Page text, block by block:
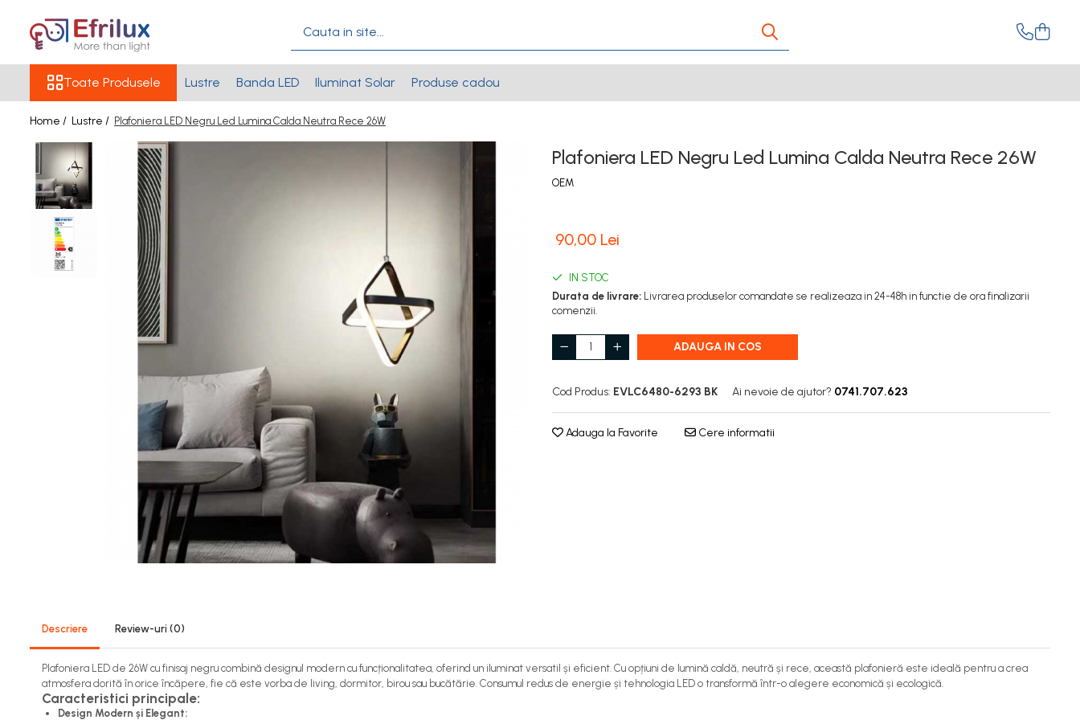
Toate Produsele
Surse Iluminat
Banda LED
Banda LED 12V
Banda LED 220V
Banda LED 24V
Banda LED COB
Banda led RGB 12V
Intrerupatoare Simple
Prize Industriale
Prize TV
Rita Mutlusan
Toate Produsele Lustre Banda LED Iluminat Solar Produse cadou
Home / Lustre / Plafoniera LED Negru Led Lumina Calda Neutra Rece 26W
Plafoniera LED Negru Led Lumina Calda Neutra Rece 26W
OEM
90,00 Lei
IN STOC
Durata de livrare: Livrarea produselor comandate se realizeaza in 24-48h in functie de ora finalizarii
comenzii.
ADAUGA IN COS
Cod Produs: EVLC6480-6293 BK Ai nevoie de ajutor? 0741.707.623
Adauga la Favorite Cere informatii
Descriere Review-uri (0)
Plafoniera LED de 26W cu finisaj negru combină designul modern cu funcționalitatea, oferind un iluminat versatil și eficient. Cu opțiuni de lumină caldă, neutră și rece, această plafonieră este ideală pentru a crea
atmosfera dorită în orice încăpere, fie că este vorba de living, dormitor, birou sau bucătărie. Consumul redus de energie și tehnologia LED o transformă într-o alegere economică și ecologică.
Caracteristici principale:
Design Modern și Elegant: